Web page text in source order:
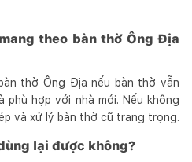
theo bàn thờ Ông Địa
thờ Ông Địa nếu bàn thờ vẫn
phù hợp với nhà mới. Nếu không
và xử lý bàn thờ cũ trang trọng.
lại được không?